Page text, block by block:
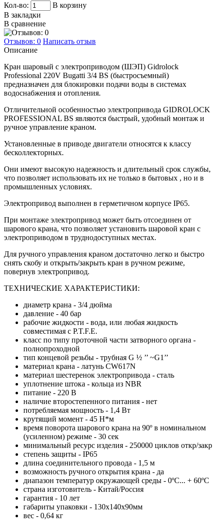
Кол-во:
В корзину
В закладки
В сравнение
Отзывов: 0 Написать отзыв
Описание
Кран шаровый с электроприводом (ШЭП) Gidrolock
Professional 220V Bugatti 3/4 BS (быстросъемный)
предназначен для блокировки подачи воды в системах
водоснабжения и отопления.
Отличительной особенностью электропривода GIDROLOCK
PROFESSIONAL BS являются быстрый, удобный монтаж и
ручное управление краном.
Установленные в приводе двигатели относятся к классу
бесколлекторных.
Они имеют высокую надежность и длительный срок службы,
что позволяет использовать их не только в бытовых , но и в
промышленных условиях.
Электропривод выполнен в герметичном корпусе IP65.
При монтаже электропривод может быть отсоединен от
шарового крана, что позволяет установить шаровой кран с
электроприводом в труднодоступных местах.
Для ручного управления краном достаточно легко и быстро
снять скобу и открыть/закрыть кран в ручном режиме,
повернув электропривод.
ТЕХНИЧЕСКИЕ ХАРАКТЕРИСТИКИ:
диаметр крана - 3/4 дюйма
давление - 40 бар
рабочие жидкости - вода, или любая жидкость
совместимая с P.T.F.E.
класс по типу проточной части затворного органа -
полнопроходной
тип концевой резьбы - трубная G ½ ’’ ~G1’’
материал крана - латунь CW617N
материал шестеренок электропривода - сталь
уплотнение штока - кольца из NBR
питание - 220 В
наличие второстепенного питания - нет
потребляемая мощность - 1,4 Вт
крутящий момент - 45 Н*м
время поворота шарового крана на 90º в номинальном
(усиленном) режиме - 30 сек
минимальный ресурс изделия - 250000 циклов откр/закр
степень защиты - IP65
длина соединительного провода - 1,5 м
возможность ручного открытия крана - да
диапазон температур окружающей среды - 0ºС... + 60ºС
страна изготовитель - Китай/Россия
гарантия - 10 лет
габариты упаковки - 130x140x90мм
вес - 0,64 кг